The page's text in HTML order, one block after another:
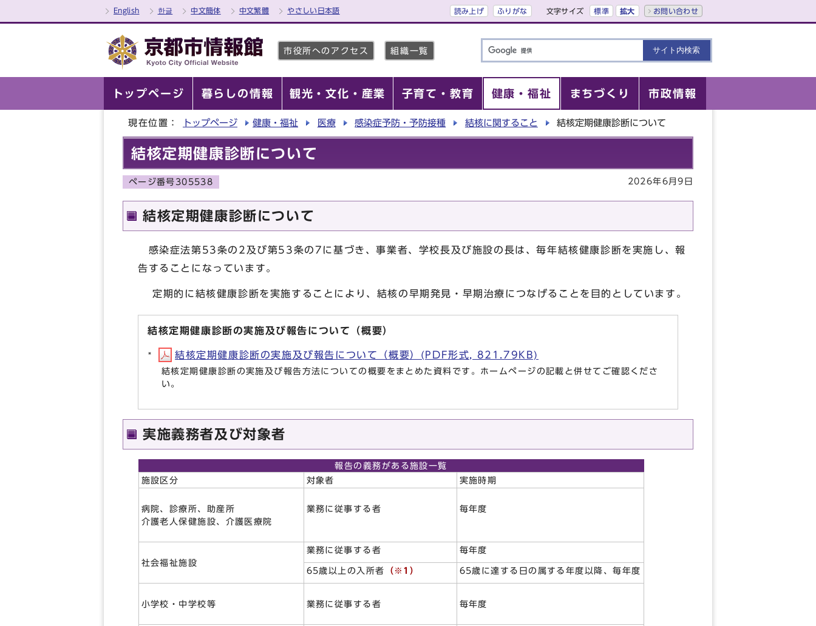
English 한글 中文簡体 中文繁體 やさしい日本語 読み上げ ふりがな 文字サイズ 標準 拡大 お問い合わせ
市役所へのアクセス 組織一覧
トップページ 暮らしの情報 観光・文化・産業 子育て・教育 健康・福祉 まちづくり 市政情報
現在位置： トップページ 健康・福祉 医療 感染症予防・予防接種 結核に関すること 結核定期健康診断について
結核定期健康診断について
ページ番号305538 2026年6月9日
結核定期健康診断について
感染症法第53条の2及び第53条の7に基づき、事業者、学校長及び施設の長は、毎年結核健康診断を実施し、報
告することになっています。
定期的に結核健康診断を実施することにより、結核の早期発見・早期治療につなげることを目的としています。
結核定期健康診断の実施及び報告について（概要）
結核定期健康診断の実施及び報告について（概要）(PDF形式, 821.79KB)
結核定期健康診断の実施及び報告方法についての概要をまとめた資料です。ホームページの記載と併せてご確認くださ
い。
実施義務者及び対象者
報告の義務がある施設一覧
施設区分
対象者 実施時期
病院、診療所、助産所
介護老人保健施設、介護医療院
業務に従事する者 毎年度
社会福祉施設
業務に従事する者 毎年度
65歳以上の入所者 （※1） 65歳に達する日の属する年度以降、毎年度
小学校・中学校等 業務に従事する者 毎年度